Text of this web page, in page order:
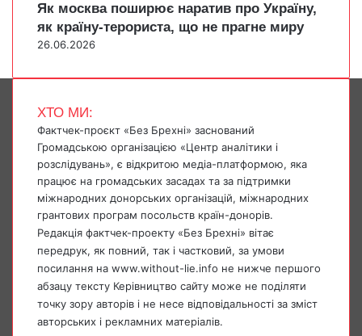
Як москва поширює наратив про Україну,
як країну-терориста, що не прагне миру
26.06.2026
ХТО МИ:
Фактчек-проєкт «Без Брехні» заснований
Громадською організацією «Центр аналітики і
розслідувань», є відкритою медіа-платформою, яка
працює на громадських засадах та за підтримки
міжнародних донорських організацій, міжнародних
грантових програм посольств країн-донорів.
Редакція фактчек-проекту «Без Брехні» вітає
передрук, як повний, так і частковий, за умови
посилання на www.without-lie.info не нижче першого
абзацу тексту Керівництво сайту може не поділяти
точку зору авторів і не несе відповідальності за зміст
авторських і рекламних матеріалів.